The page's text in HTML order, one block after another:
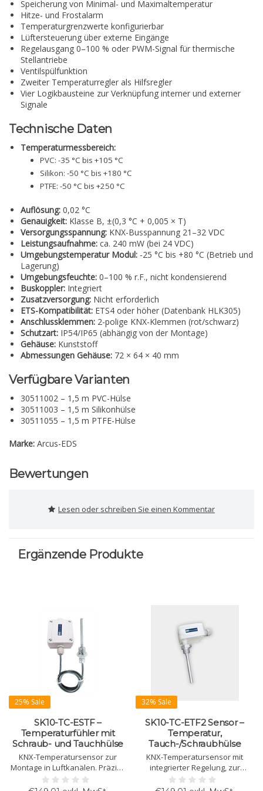
Speicherung von Minimal- und Maximaltemperatur
Hitze- und Frostalarm
Temperaturgrenzwerte konfigurierbar
Lüftersteuerung über externe Eingänge
Regelausgang 0–100 % oder PWM-Signal für thermische
Stellantriebe
Ventilspülfunktion
Zweiter Temperaturregler als Hilfsregler
Vier Logikbausteine zur Verknüpfung interner und externer
Signale
Technische Daten
Temperaturmessbereich:
PVC: -35 °C bis +105 °C
Silikon: -50 °C bis +180 °C
PTFE: -50 °C bis +250 °C
Auflösung: 0,02 °C
Genauigkeit: Klasse B, ±(0,3 °C + 0,005 × T)
Versorgungsspannung: KNX-Busspannung 21–32 VDC
Leistungsaufnahme: ca. 240 mW (bei 24 VDC)
Umgebungstemperatur Modul: -25 °C bis +80 °C (Betrieb und
Lagerung)
Umgebungsfeuchte: 0–100 % r.F., nicht kondensierend
Buskoppler: Integriert
Zusatzversorgung: Nicht erforderlich
ETS-Kompatibilität: ETS4 oder höher (Datenbank HLK305)
Anschlussklemmen: 2-polige KNX-Klemmen (rot/schwarz)
Schutzart: IP54/IP65 (abhängig von der Montage)
Gehäuse: Kunststoff
Abmessungen Gehäuse: 72 × 64 × 40 mm
Verfügbare Varianten
30511002 – 1,5 m PVC-Hülse
30511003 – 1,5 m Silikonhülse
30511055 – 1,5 m PTFE-Hülse
Marke: Arcus-EDS
Bewertungen
Lesen oder schreiben Sie einen Kommentar
Ergänzende Produkte
25% Sale
SK10-TC-ESTF –
Temperaturfühler mit
Schraub- und Tauchhülse
KNX-Temperatursensor zur
Montage in Luftkanälen. Präzise
Messung der Lufttemperatur mit
32% Sale
SK10-TC-ETF2 Sensor –
Temperatur,
Tauch-/Schraubhülse
KNX-Temperatursensor mit
integrierter Regelung, zur
Aufputz- oder